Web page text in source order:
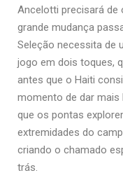
Ancelotti precisará de
grande mudança
Seleção necessita de
jogo em dois toques,
antes que o Haiti
momento de dar mais
que os pontas
extremidades do
criando o chamado
trás.